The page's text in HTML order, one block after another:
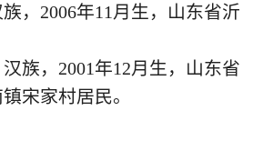
2006年11月生，山东省沂
，2001年12月生，山东省
宋家村居民。